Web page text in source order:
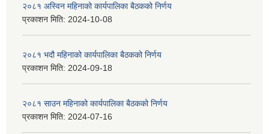
२०८१ अस्विन महिनाको कार्यपालिका बैठकको निर्णय
प्रकाशन मिति: 2024-10-08
२०८१ भदौ महिनाको कार्यपालिका बैठकको निर्णय
प्रकाशन मिति: 2024-09-18
२०८१ साउन महिनाको कार्यपालिका बैठकको निर्णय
प्रकाशन मिति: 2024-07-16